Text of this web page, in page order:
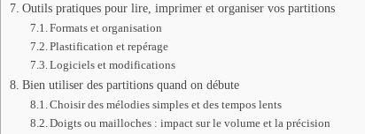
Outils pratiques pour lire, imprimer et organiser vos partitions
Formats et organisation
Plastification et repérage
Logiciels et modifications
Bien utiliser des partitions quand on débute
Choisir des mélodies simples et des tempos lents
Doigts ou mailloches : impact sur le volume et la précision